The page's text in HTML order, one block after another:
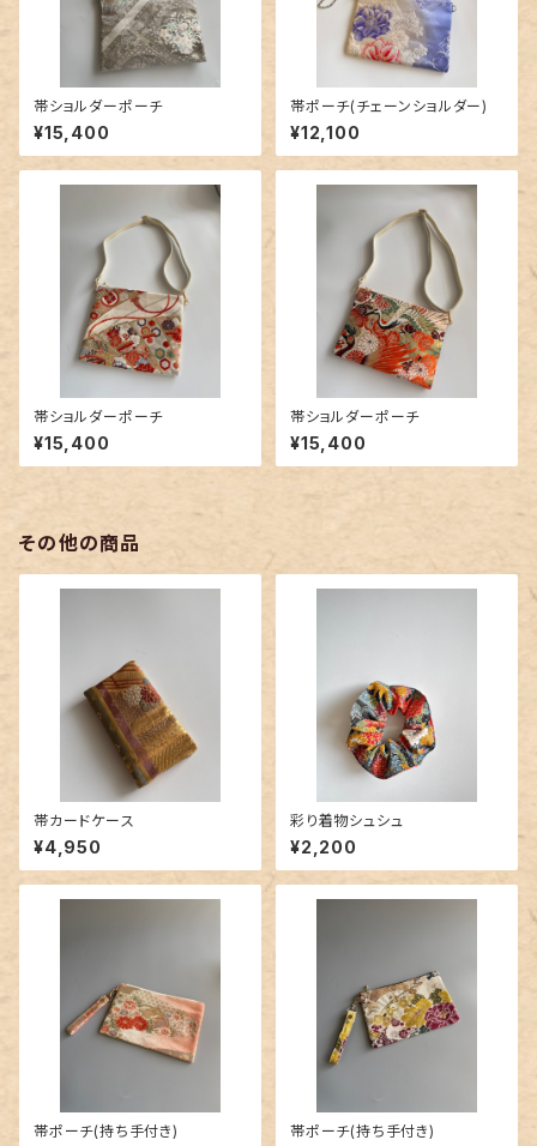
帯ショルダーポーチ
¥15,400
帯ポーチ(チェーンショルダー)
¥12,100
帯ショルダーポーチ
¥15,400
帯ショルダーポーチ
¥15,400
その他の商品
帯カードケース
¥4,950
彩り着物シュシュ
¥2,200
帯ポーチ(持ち手付き) 帯ポーチ(持ち手付き)